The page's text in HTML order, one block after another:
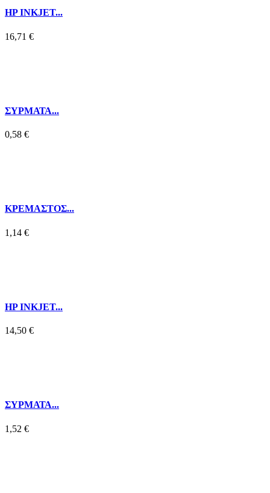
HP INKJET...
16,71 €
ΣΥΡΜΑΤΑ...
0,58 €
ΚΡΕΜΑΣΤΟΣ...
1,14 €
HP INKJET...
14,50 €
ΣΥΡΜΑΤΑ...
1,52 €